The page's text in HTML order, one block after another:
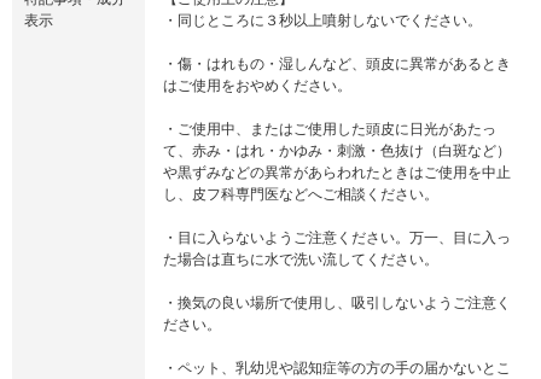
表示
・同じところに３秒以上噴射しないでください。
・傷・はれもの・湿しんなど、頭皮に異常があるとき
はご使用をおやめください。
・ご使用中、またはご使用した頭皮に日光があたっ
て、赤み・はれ・かゆみ・刺激・色抜け（白斑など）
や黒ずみなどの異常があらわれたときはご使用を中止
し、皮フ科専門医などへご相談ください。
・目に入らないようご注意ください。万一、目に入っ
た場合は直ちに水で洗い流してください。
・換気の良い場所で使用し、吸引しないようご注意く
ださい。
・ペット、乳幼児や認知症等の方の手の届かないとこ